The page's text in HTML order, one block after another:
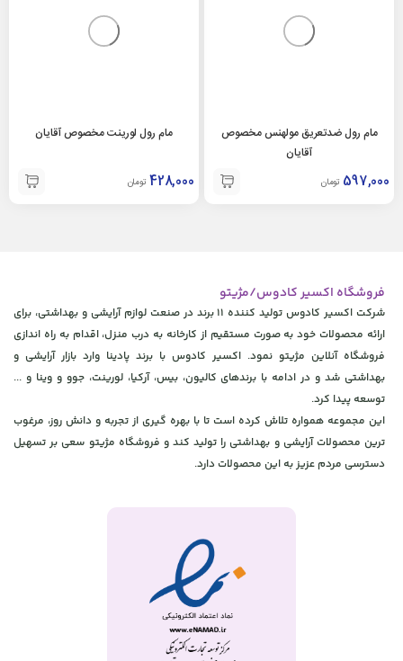
مام رول ضدتعریق مولهنس مخصوص
آقایان
597,000 تومان
مام رول لورینت مخصوص آقایان
428,000 تومان
فروشگاه اکسیر کادوس/مژیتو
شرکت اکسیر کادوس تولید کننده 11 برند در صنعت لوازم آرایشی و بهداشتی، برای
ارائه محصولات خود به صورت مستقیم از کارخانه به درب منزل، اقدام به راه اندازی
فروشگاه آنلاین مژیتو نمود. اکسیر کادوس با برند پادینا وارد بازار آرایشی و
بهداشتی شد و در ادامه با برندهای کالیون، بیس، آرکیا، لورینت، جوو و وینا و ...
توسعه پیدا کرد.
این مجموعه همواره تلاش کرده است تا با بهره گیری از تجربه و دانش روز، مرغوب
ترین محصولات آرایشی و بهداشتی را تولید کند و فروشگاه مژیتو سعی بر تسهیل
دسترسی مردم عزیز به این محصولات دارد.